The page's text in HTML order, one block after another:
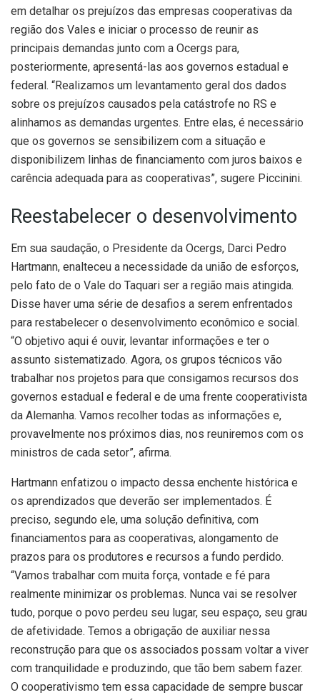
em detalhar os prejuízos das empresas cooperativas da
região dos Vales e iniciar o processo de reunir as
principais demandas junto com a Ocergs para,
posteriormente, apresentá-las aos governos estadual e
federal. “Realizamos um levantamento geral dos dados
sobre os prejuízos causados pela catástrofe no RS e
alinhamos as demandas urgentes. Entre elas, é necessário
que os governos se sensibilizem com a situação e
disponibilizem linhas de financiamento com juros baixos e
carência adequada para as cooperativas”, sugere Piccinini.
Reestabelecer o desenvolvimento
Em sua saudação, o Presidente da Ocergs, Darci Pedro
Hartmann, enalteceu a necessidade da união de esforços,
pelo fato de o Vale do Taquari ser a região mais atingida.
Disse haver uma série de desafios a serem enfrentados
para restabelecer o desenvolvimento econômico e social.
“O objetivo aqui é ouvir, levantar informações e ter o
assunto sistematizado. Agora, os grupos técnicos vão
trabalhar nos projetos para que consigamos recursos dos
governos estadual e federal e de uma frente cooperativista
da Alemanha. Vamos recolher todas as informações e,
provavelmente nos próximos dias, nos reuniremos com os
ministros de cada setor”, afirma.
Hartmann enfatizou o impacto dessa enchente histórica e
os aprendizados que deverão ser implementados. É
preciso, segundo ele, uma solução definitiva, com
financiamentos para as cooperativas, alongamento de
prazos para os produtores e recursos a fundo perdido.
“Vamos trabalhar com muita força, vontade e fé para
realmente minimizar os problemas. Nunca vai se resolver
tudo, porque o povo perdeu seu lugar, seu espaço, seu grau
de afetividade. Temos a obrigação de auxiliar nessa
reconstrução para que os associados possam voltar a viver
com tranquilidade e produzindo, que tão bem sabem fazer.
O cooperativismo tem essa capacidade de sempre buscar